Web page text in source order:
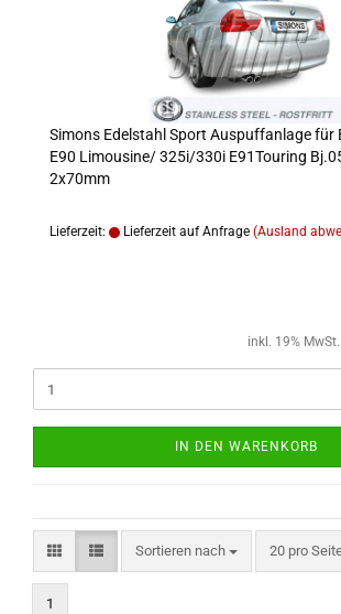
Simons Edelstahl Sport Auspuffanlage für
E90 Limousine/ 325i/330i E91Touring
2x70mm
Lieferzeit: Lieferzeit auf Anfrage (Ausland
inkl. 19%
IN DEN WARENKORB
Sortieren nach
Sortieren nach 20 pro
pro Seite
1